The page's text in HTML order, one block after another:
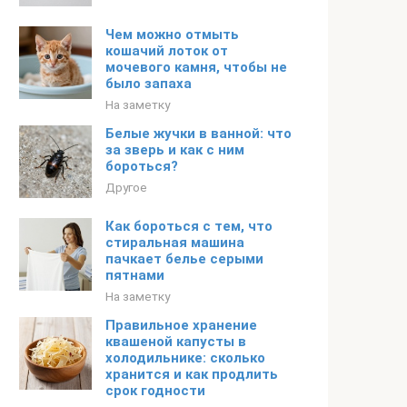
Чем можно отмыть
кошачий лоток от
мочевого камня, чтобы не
было запаха
На заметку
Белые жучки в ванной: что
за зверь и как с ним
бороться?
Другое
Как бороться с тем, что
стиральная машина
пачкает белье серыми
пятнами
На заметку
Правильное хранение
квашеной капусты в
холодильнике: сколько
хранится и как продлить
срок годности